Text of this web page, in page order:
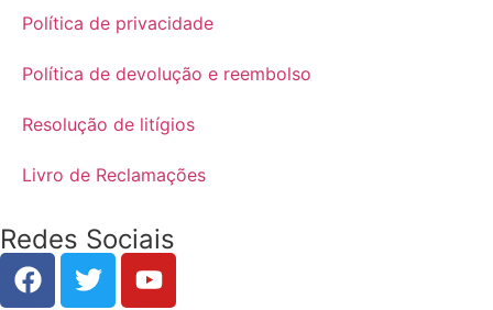
Política de privacidade
Política de devolução e reembolso
Resolução de litígios
Livro de Reclamações
Redes Sociais